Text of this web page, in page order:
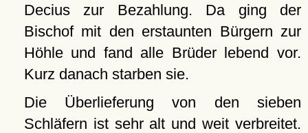
Decius zur Bezahlung. Da ging der
Bischof mit den erstaunten Bürgern zur
Höhle und fand alle Brüder lebend vor.
Kurz danach starben sie.
Die Überlieferung von den sieben
Schläfern ist sehr alt und weit verbreitet.